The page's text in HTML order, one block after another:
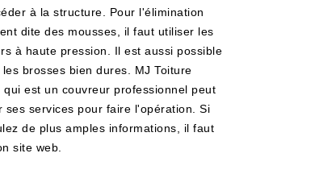
à la structure. Pour l'élimination
dite des mousses, il faut utiliser les
à haute pression. Il est aussi possible
brosses bien dures. MJ Toiture
qui est un couvreur professionnel peut
ses services pour faire l'opération. Si
de plus amples informations, il faut
site web.